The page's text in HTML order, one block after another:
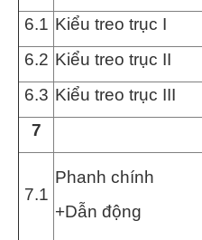
6.1 Kiểu treo trục I
6.2 Kiểu treo trục II
6.3 Kiểu treo trục III
7
7.1
Phanh chính
+Dẫn động